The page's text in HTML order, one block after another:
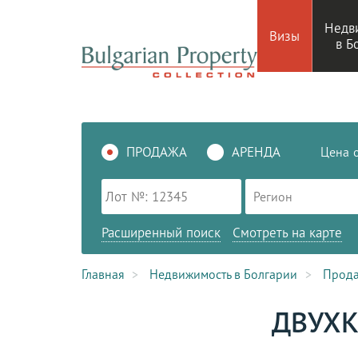
Визы
в
ПРОДАЖА АРЕНДА Цена
Регион
Расширенный поиск Смотреть на карте
Главная Недвижимость в Болгарии